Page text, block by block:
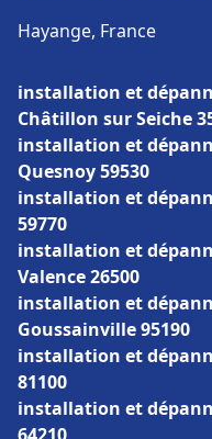
Hayange, France
installation et
Châtillon sur Seiche
installation et
Quesnoy 59530
installation et
59770
installation et
Valence 26500
installation et
Goussainville 95190
installation et
81100
installation et